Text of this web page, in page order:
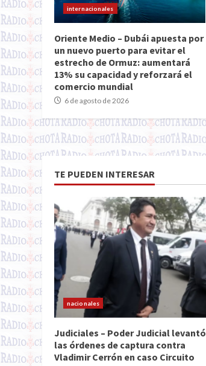
internacionales
Oriente Medio – Dubái apuesta por
un nuevo puerto para evitar el
estrecho de Ormuz: aumentará
13% su capacidad y reforzará el
comercio mundial
6 de agosto de 2026
TE PUEDEN INTERESAR
nacionales
Judiciales – Poder Judicial levantó
las órdenes de captura contra
Vladimir Cerrón en caso Circuito